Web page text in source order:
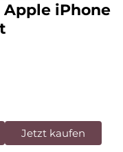
Apple iPhone
Jetzt kaufen